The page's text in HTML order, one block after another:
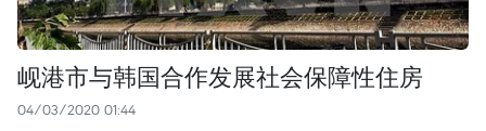
岘港市与韩国合作发展社会保障性住房
04/03/2020 01:44